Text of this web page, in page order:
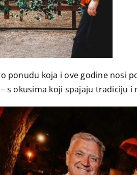
ponudu koja i ove godine nosi
s okusima koji spajaju tradiciju